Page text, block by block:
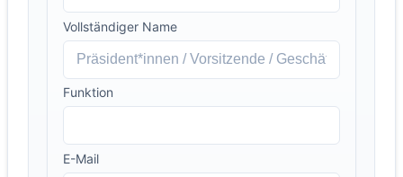
Vollständiger Name
Funktion
E-Mail